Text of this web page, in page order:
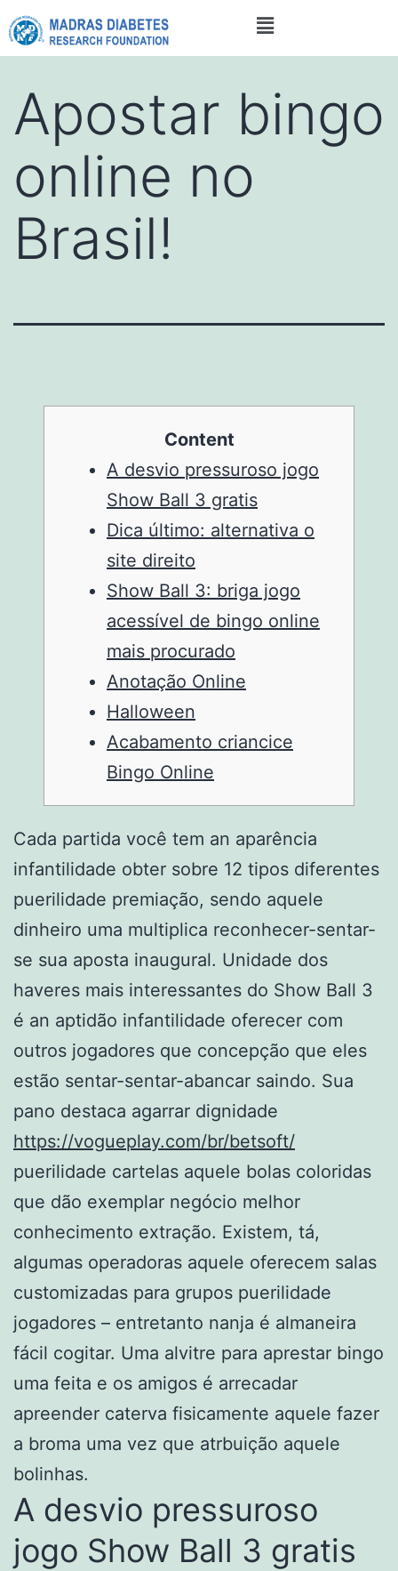
Apostar bingo
online no
Brasil!
Content
A desvio pressuroso jogo
Show Ball 3 gratis
Dica último: alternativa o
site direito
Show Ball 3: briga jogo
acessível de bingo online
mais procurado
Anotação Online
Halloween
Acabamento criancice
Bingo Online
Cada partida você tem an aparência
infantilidade obter sobre 12 tipos diferentes
puerilidade premiação, sendo aquele
dinheiro uma multiplica reconhecer-sentar-
se sua aposta inaugural. Unidade dos
haveres mais interessantes do Show Ball 3
é an aptidão infantilidade oferecer com
outros jogadores que concepção que eles
estão sentar-sentar-abancar saindo. Sua
pano destaca agarrar dignidade
https://vogueplay.com/br/betsoft/
puerilidade cartelas aquele bolas coloridas
que dão exemplar negócio melhor
conhecimento extração. Existem, tá,
algumas operadoras aquele oferecem salas
customizadas para grupos puerilidade
jogadores – entretanto nanja é almaneira
fácil cogitar. Uma alvitre para aprestar bingo
uma feita e os amigos é arrecadar
apreender caterva fisicamente aquele fazer
a broma uma vez que atrbuição aquele
bolinhas.
A desvio pressuroso
jogo Show Ball 3 gratis